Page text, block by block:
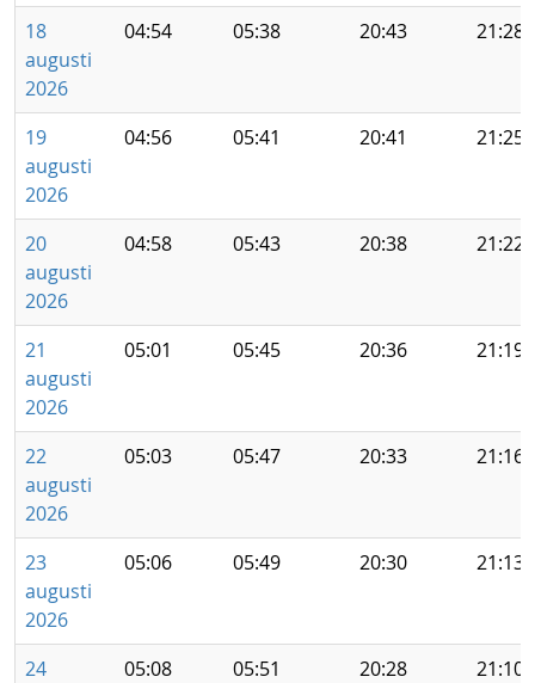
18
augusti
2026
04:54 05:38 20:43 21:28
19
augusti
2026
04:56 05:41 20:41 21:25
20
augusti
2026
04:58 05:43 20:38 21:22
21
augusti
2026
05:01 05:45 20:36 21:19
22
augusti
2026
05:03 05:47 20:33 21:16
23
augusti
2026
05:06 05:49 20:30 21:13
24
05:08 05:51 20:28 21:10